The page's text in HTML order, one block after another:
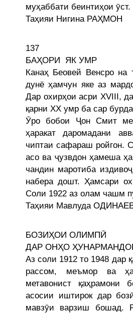
муҳаббати беинтиҳои ӯст.
Таҳияи Нигина РАҲМОН
137
БАҲОРИ ЯК УМР
Канаҳ Беовей Венсро на
дунё ҳамчун яке аз
Дар охирҳои асри XVIII,
қарни XX умр ба сар
Ӯро бобои Ҷон Смит
ҳаракат даромадани
чиптаи сафараш ройгон.
асо ва ҷузвдон ҳамеша
чандин маротиба
набера дошт. Ҳамсари
Соли 1922 аз олам чашм
Таҳияи Мавлуда
БОЗИҲОИ ОЛИМПӢ
ДАР ОНҲО
Аз соли 1912 то 1948 дар
рассом, меъмор ва
метавонист қаҳрамони
асосии иштирок дар
мавзӯи варзиш бошад.